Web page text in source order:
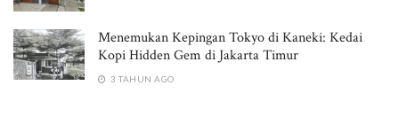
Menemukan Kepingan Tokyo di Kaneki: Kedai
Kopi Hidden Gem di Jakarta Timur
3 TAHUN AGO